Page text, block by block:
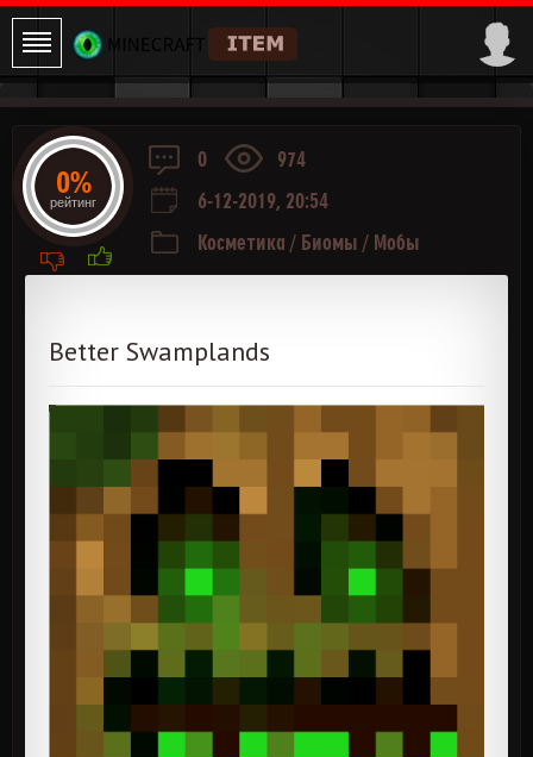
0
974
6-12-2019, 20:54
Косметика / Биомы / Мобы
Better Swamplands
0%
рейтинг